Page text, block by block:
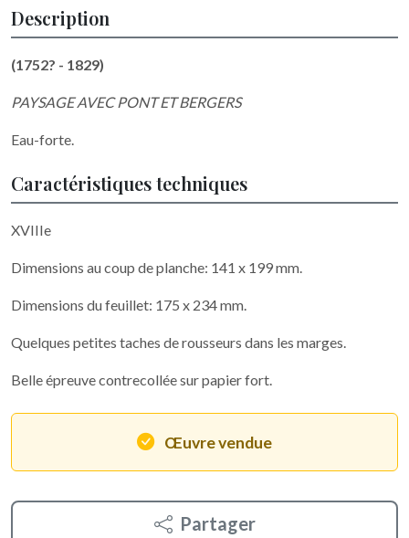
Description
(1752? - 1829)
PAYSAGE AVEC PONT ET BERGERS
Eau-forte.
Caractéristiques techniques
XVIIIe
Dimensions au coup de planche: 141 x 199 mm.
Dimensions du feuillet: 175 x 234 mm.
Quelques petites taches de rousseurs dans les marges.
Belle épreuve contrecollée sur papier fort.
Œuvre vendue
Partager